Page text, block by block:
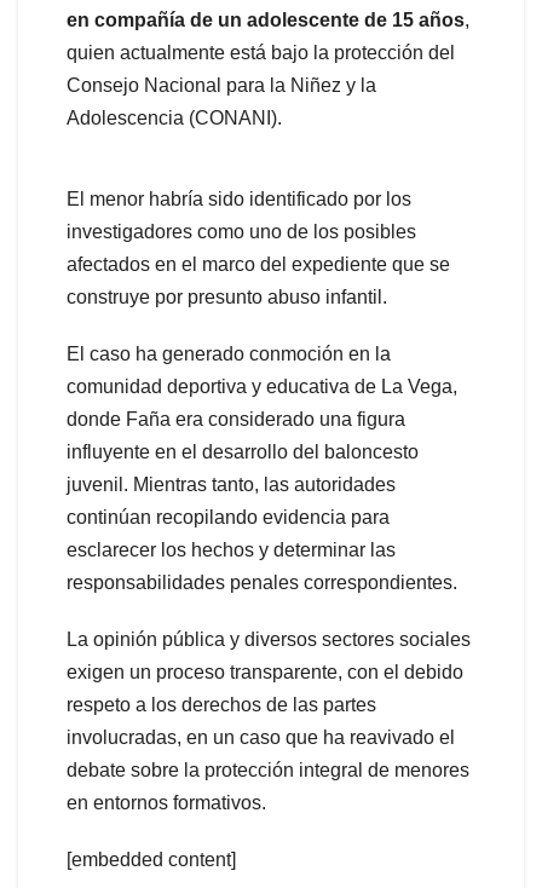
en compañía de un adolescente de 15 años,
quien actualmente está bajo la protección del
Consejo Nacional para la Niñez y la
Adolescencia (CONANI).
El menor habría sido identificado por los
investigadores como uno de los posibles
afectados en el marco del expediente que se
construye por presunto abuso infantil.
El caso ha generado conmoción en la
comunidad deportiva y educativa de La Vega,
donde Faña era considerado una figura
influyente en el desarrollo del baloncesto
juvenil. Mientras tanto, las autoridades
continúan recopilando evidencia para
esclarecer los hechos y determinar las
responsabilidades penales correspondientes.
La opinión pública y diversos sectores sociales
exigen un proceso transparente, con el debido
respeto a los derechos de las partes
involucradas, en un caso que ha reavivado el
debate sobre la protección integral de menores
en entornos formativos.
[embedded content]